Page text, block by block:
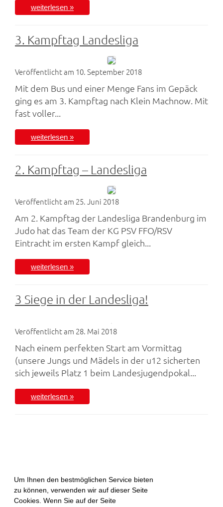
Um Ihnen den bestmöglichen Service bieten
zu können, verwenden wir auf dieser Seite
Cookies. Wenn Sie auf der Seite
weiterlesen »
3. Kampftag Landesliga
Veröffentlicht am 10. September 2018
Mit dem Bus und einer Menge Fans im Gepäck
ging es am 3. Kampftag nach Klein Machnow. Mit
fast voller...
weiterlesen »
2. Kampftag – Landesliga
Veröffentlicht am 25. Juni 2018
Am 2. Kampftag der Landesliga Brandenburg im
Judo hat das Team der KG PSV FFO/RSV
Eintracht im ersten Kampf gleich...
weiterlesen »
3 Siege in der Landesliga!
Veröffentlicht am 28. Mai 2018
Nach einem perfekten Start am Vormittag
(unsere Jungs und Mädels in der u12 sicherten
sich jeweils Platz 1 beim Landesjugendpokal...
weiterlesen »